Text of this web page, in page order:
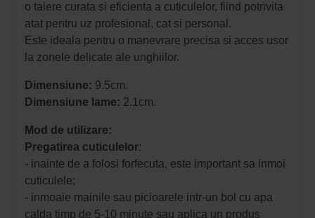
o taiere curata si eficienta a cuticulelor, fiind potrivita
atat pentru uz profesional, cat si personal.
Este ideala pentru o manevrare precisa si acces usor
la zonele delicate ale unghiilor.
Dimensiune: 9.5cm.
Dimensiune lame: 2.1cm.
Mod de utilizare:
Pregatirea cuticulelor:
- inainte de a folosi forfecuta, este important sa inmoi
cuticulele;
- inmoaie mainile sau picioarele intr-un bol cu apa
calda timp de 5-10 minute sau aplica un produs